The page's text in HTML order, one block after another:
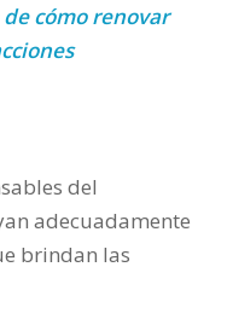
cómo renovar
del
adecuadamente
brindan las